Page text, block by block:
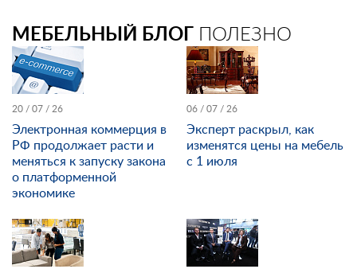
МЕБЕЛЬНЫЙ БЛОГ ПОЛЕЗНО
20 / 07 / 26
Электронная коммерция в
РФ продолжает расти и
меняться к запуску закона
о платформенной
экономике
06 / 07 / 26
Эксперт раскрыл, как
изменятся цены на мебель
с 1 июля